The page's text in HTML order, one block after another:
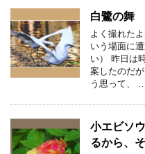
白鷺の舞
よく撮れた
いう場面に
い） 昨日は
案したのだ
う思って、
小エビソ
るから、